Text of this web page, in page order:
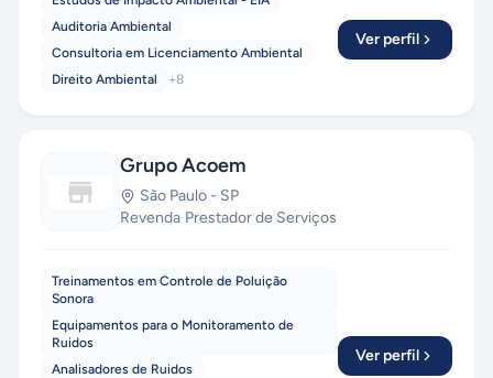
Auditoria Ambiental
Consultoria em Licenciamento Ambiental
Direito Ambiental
+8
Ver perfil
Grupo Acoem
São Paulo - SP
Revenda·Prestador de Serviços
Treinamentos em Controle de Poluição
Sonora
Equipamentos para o Monitoramento de
Ruidos
Analisadores de Ruidos
Ver perfil